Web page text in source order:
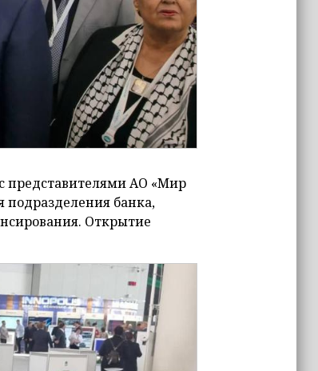
представителями АО «Мир
подразделения банка,
Открытие